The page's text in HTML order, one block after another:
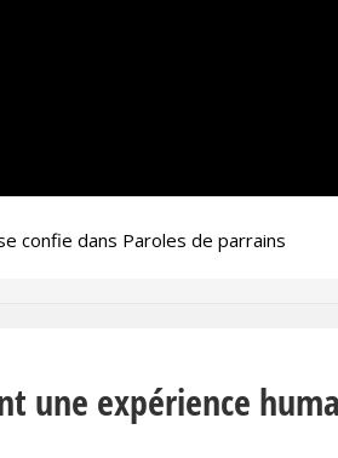
confie dans Paroles de parrains
une expérience